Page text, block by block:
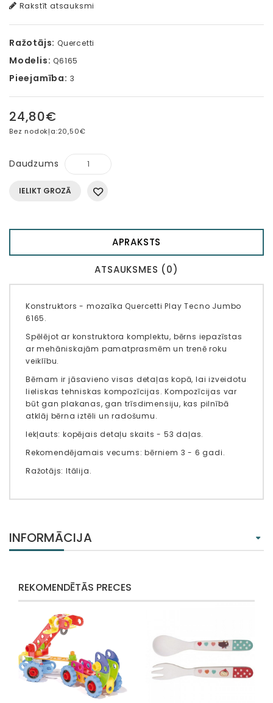
Rakstīt atsauksmi
Ražotājs: Quercetti
Modelis: Q6165
Pieejamība: 3
24,80€
Bez nodokļa:20,50€
Daudzums
IELIKT GROZĀ
APRAKSTS
ATSAUKSMES (0)
Konstruktors - mozaīka Quercetti Play Tecno Jumbo
6165.
Spēlējot ar konstruktora komplektu, bērns iepazīstas
ar mehāniskajām pamatprasmēm un trenē roku
veiklību.
Bērnam ir jāsavieno visas detaļas kopā, lai izveidotu
lieliskas tehniskas kompozīcijas. Kompozīcijas var
būt gan plakanas, gan trīsdimensiju, kas pilnībā
atklāj bērna iztēli un radošumu.
Iekļauts: kopējais detaļu skaits - 53 daļas.
Rekomendējamais vecums: bērniem 3 - 6 gadi.
Ražotājs: Itālija.
INFORMĀCIJA
REKOMENDĒTĀS PRECES